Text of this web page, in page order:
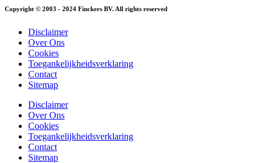
Copyright © 2003 - 2024 Finckers BV. All rights reserved
Disclaimer
Over Ons
Cookies
Toegankelijkheidsverklaring
Contact
Sitemap
Disclaimer
Over Ons
Cookies
Toegankelijkheidsverklaring
Contact
Sitemap